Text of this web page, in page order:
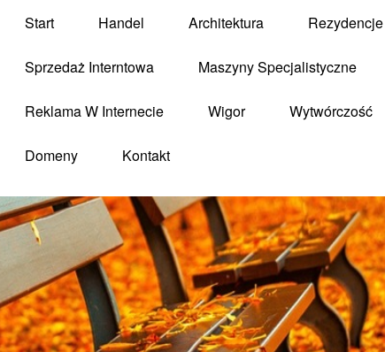
Start Handel Architektura Rezydencje
Sprzedaż Interntowa Maszyny Specjalistyczne
Reklama W Internecie Wigor Wytwórczość
Domeny Kontakt